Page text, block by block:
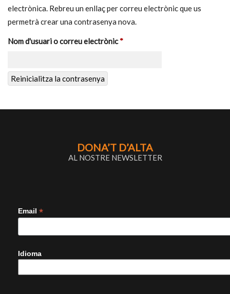
electrònica. Rebreu un enllaç per correu electrònic que us
permetrà crear una contrasenya nova.
Nom d'usuari o correu electrònic*Obligatori
Reinicialitza la contrasenya
DONA’T D’ALTA
AL NOSTRE NEWSLETTER
Email *
Idioma